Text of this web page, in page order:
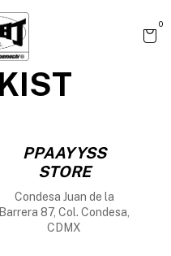
0
PPAAYYSS
STORE
Condesa Juan de la
Barrera 87, Col. Condesa,
CDMX